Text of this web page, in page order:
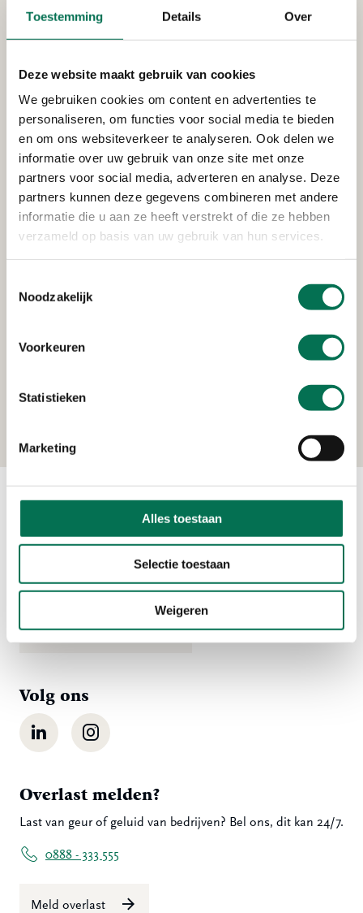
Toestemming Details Over
Deze website maakt gebruik van cookies
We gebruiken cookies om content en advertenties te
personaliseren, om functies voor social media te bieden
en om ons websiteverkeer te analyseren. Ook delen we
informatie over uw gebruik van onze site met onze
partners voor social media, adverteren en analyse. Deze
partners kunnen deze gegevens combineren met andere
informatie die u aan ze heeft verstrekt of die ze hebben
verzameld op basis van uw gebruik van hun services.
Noodzakelijk
Voorkeuren
Statistieken
Marketing
Alles toestaan
Selectie toestaan
Weigeren
Boezemkade 2, 2975 CZ Ottoland
Wemmers Tanktransport B.V.
Wervenkampweg 4, 2971 VJ Bleskensgraaf
Verleend
Verleend
Ma t/m vr 08:00 tot 16:30 uur
078 - 770 85 85
Stuur ons een bericht
Volg ons
LinkedIn Instagram
Overlast melden?
Last van geur of geluid van bedrijven? Bel ons, dit kan 24/7.
0888 - 333 555
Meld overlast